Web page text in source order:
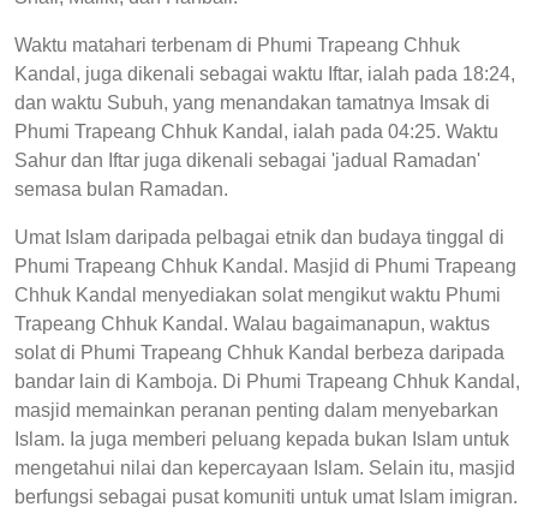
Waktu matahari terbenam di Phumi Trapeang Chhuk
Kandal, juga dikenali sebagai waktu Iftar, ialah pada 18:24,
dan waktu Subuh, yang menandakan tamatnya Imsak di
Phumi Trapeang Chhuk Kandal, ialah pada 04:25. Waktu
Sahur dan Iftar juga dikenali sebagai 'jadual Ramadan'
semasa bulan Ramadan.
Umat Islam daripada pelbagai etnik dan budaya tinggal di
Phumi Trapeang Chhuk Kandal. Masjid di Phumi Trapeang
Chhuk Kandal menyediakan solat mengikut waktu Phumi
Trapeang Chhuk Kandal. Walau bagaimanapun, waktus
solat di Phumi Trapeang Chhuk Kandal berbeza daripada
bandar lain di Kamboja. Di Phumi Trapeang Chhuk Kandal,
masjid memainkan peranan penting dalam menyebarkan
Islam. Ia juga memberi peluang kepada bukan Islam untuk
mengetahui nilai dan kepercayaan Islam. Selain itu, masjid
berfungsi sebagai pusat komuniti untuk umat Islam imigran.